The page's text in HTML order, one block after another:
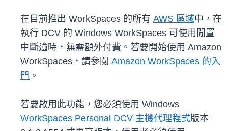
在目前推出 WorkSpaces 的所有 AWS 區域中，在
執行 DCV 的 Windows WorkSpaces 可使用閒置
中斷逾時，無需額外付費。若要開始使用 Amazon
WorkSpaces，請參閱 Amazon WorkSpaces 的入
門 。
若要啟用此功能，您必須使用 Windows
WorkSpaces Personal DCV 主機代理程式版本